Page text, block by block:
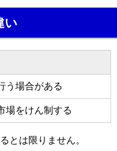
い
う場合がある
場をけん制する
とは限りません。